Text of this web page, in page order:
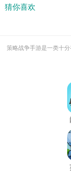
猜你喜欢
策略战争手游是一类十